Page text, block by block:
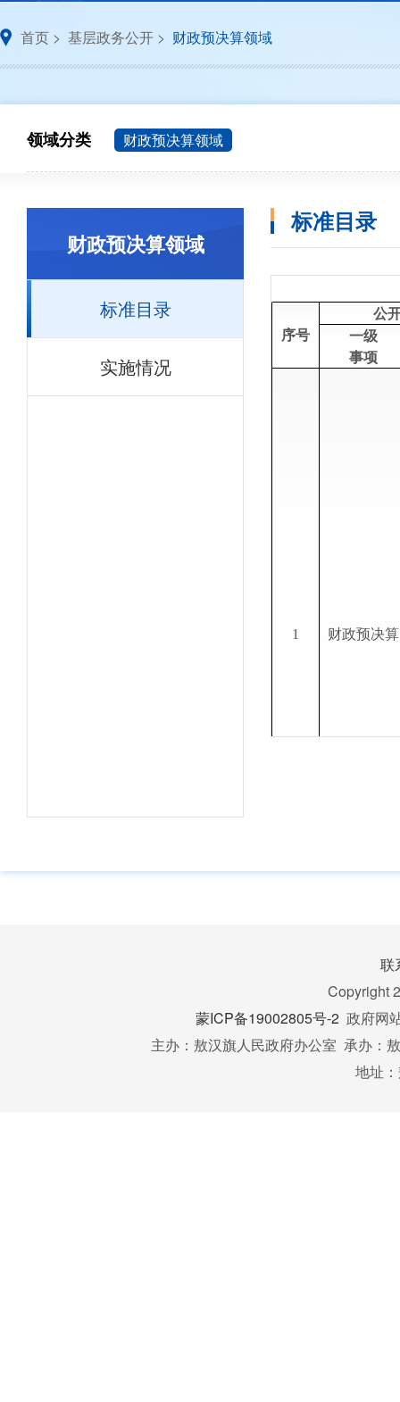
首页 > 基层政务公开 > 财政预决算领域
领域分类 财政预决算领域
财政预决算领域
标准目录
实施情况
标准目录
序号
公
一级
事项
1 财政预决算
联
Copyright
蒙ICP备19002805号-2 政府网
主办：敖汉旗人民政府办公室 承办：
地址